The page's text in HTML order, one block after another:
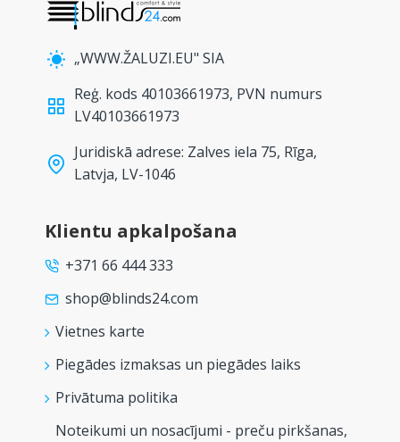
„WWW.ŽALUZI.EU" SIA
Reģ. kods 40103661973, PVN numurs
LV40103661973
Juridiskā adrese: Zalves iela 75, Rīga,
Latvja, LV-1046
Klientu apkalpošana
+371 66 444 333
shop@blinds24.com
Vietnes karte
Piegādes izmaksas un piegādes laiks
Privātuma politika
Noteikumi un nosacījumi - preču pirkšanas,